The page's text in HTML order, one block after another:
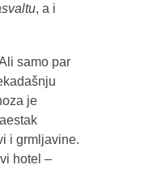
, a i
samo par
je
i grmljavine.
hotel –